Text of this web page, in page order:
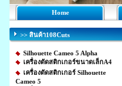
Home
>> สินค้า108Cuts
Silhouette Cameo 5 Alpha
เครื่องตัดสติกเกอร์ขนาดเล็กA4
เครื่องตัดสติกเกอร์ Silhouette
Cameo 5